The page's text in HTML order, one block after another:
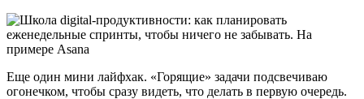
Еще один мини лайфхак. «Горящие» задачи подсвечиваю
огонечком, чтобы сразу видеть, что делать в первую очередь.